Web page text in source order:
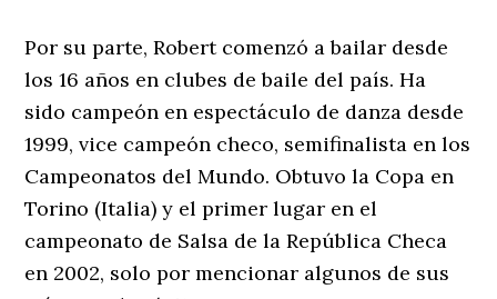
Por su parte, Robert comenzó a bailar desde
los 16 años en clubes de baile del país. Ha
sido campeón en espectáculo de danza desde
1999, vice campeón checo, semifinalista en los
Campeonatos del Mundo. Obtuvo la Copa en
Torino (Italia) y el primer lugar en el
campeonato de Salsa de la República Checa
en 2002, solo por mencionar algunos de sus